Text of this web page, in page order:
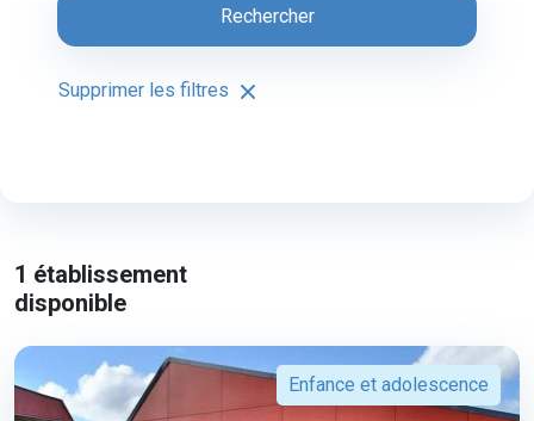
Rechercher
Supprimer les filtres
1 établissement
disponible
Enfance et adolescence